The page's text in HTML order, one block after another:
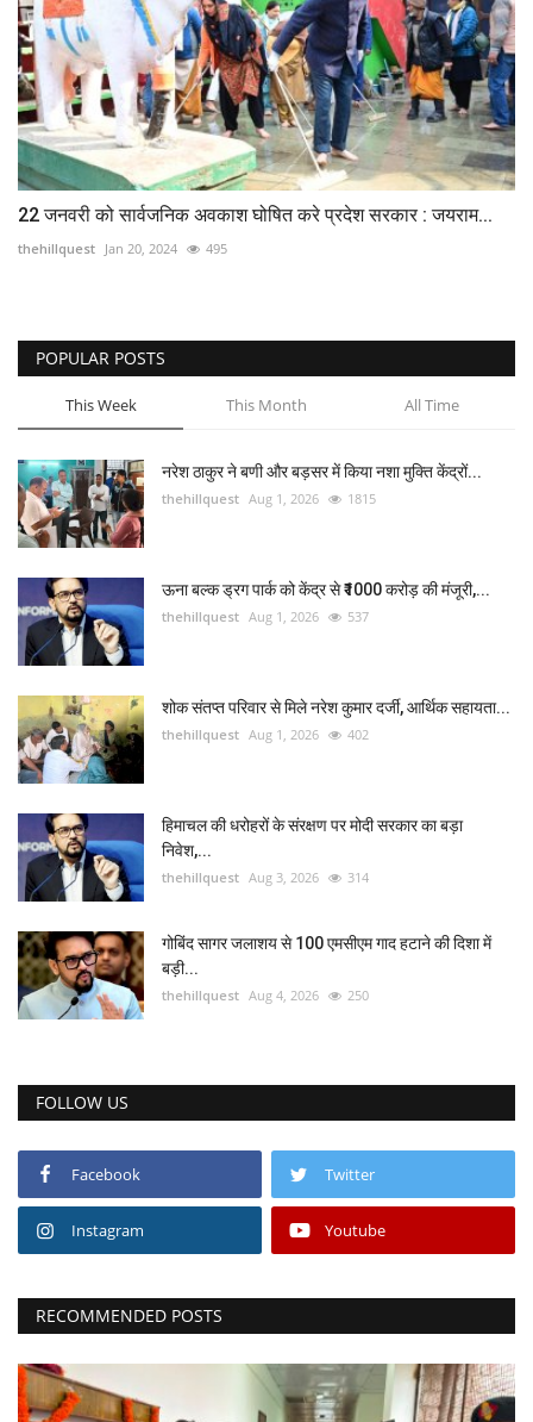
22 जनवरी को सार्वजनिक अवकाश घोषित करे प्रदेश सरकार : जयराम...
thehillquest Jan 20, 2024 495
POPULAR POSTS
This Week This Month All Time
नरेश ठाकुर ने बणी और बड़सर में किया नशा मुक्ति केंद्रों...
thehillquest Aug 1, 2026 1815
ऊना बल्क ड्रग पार्क को केंद्र से ₹1000 करोड़ की मंजूरी,...
thehillquest Aug 1, 2026 537
शोक संतप्त परिवार से मिले नरेश कुमार दर्जी, आर्थिक सहायता...
thehillquest Aug 1, 2026 402
हिमाचल की धरोहरों के संरक्षण पर मोदी सरकार का बड़ा
निवेश,...
thehillquest Aug 3, 2026 314
गोबिंद सागर जलाशय से 100 एमसीएम गाद हटाने की दिशा में
बड़ी...
thehillquest Aug 4, 2026 250
FOLLOW US
Facebook Twitter
Instagram Youtube
RECOMMENDED POSTS